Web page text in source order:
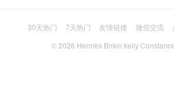
30天热门 7天热门 友情链接 微信交流
© 2026 Hermès Birkin kelly